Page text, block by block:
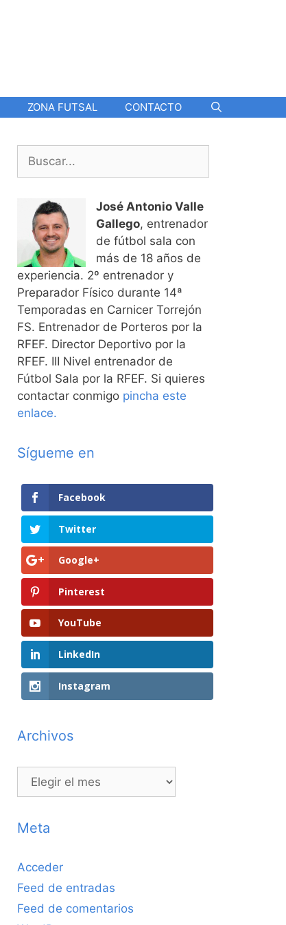
ZONA FUTSAL CONTACTO
Buscar:
José Antonio Valle
Gallego, entrenador
de fútbol sala con
más de 18 años de
experiencia. 2º entrenador y
Preparador Físico durante 14ª
Temporadas en Carnicer Torrejón
FS. Entrenador de Porteros por la
RFEF. Director Deportivo por la
RFEF. III Nivel entrenador de
Fútbol Sala por la RFEF. Si quieres
contactar conmigo pincha este
enlace.
Sígueme en
Facebook
Twitter
Google+
Pinterest
YouTube
LinkedIn
Instagram
Archivos
Archivos
Meta
Acceder
Feed de entradas
Feed de comentarios